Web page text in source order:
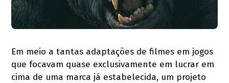
Em meio a tantas adaptações de filmes em jogos
que focavam quase exclusivamente em lucrar em
cima de uma marca já estabelecida, um projeto